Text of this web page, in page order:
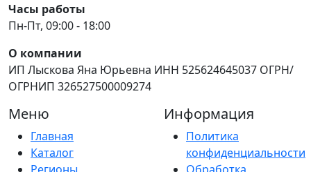
Часы работы
Пн-Пт, 09:00 - 18:00
О компании
ИП Лыскова Яна Юрьевна ИНН 525624645037 ОГРН/
ОГРНИП 326527500009274
Меню
Главная
Каталог
Информация
Политика
конфиденциальности